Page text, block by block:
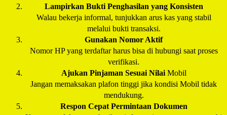
Lampirkan Bukti Penghasilan yang Konsisten
Walau bekerja informal, tunjukkan arus kas yang stabil
melalui bukti transaksi.
Gunakan Nomor Aktif
Nomor HP yang terdaftar harus bisa di hubungi saat proses
verifikasi.
Ajukan Pinjaman Sesuai Nilai Mobil
Jangan memaksakan plafon tinggi jika kondisi Mobil tidak
mendukung.
Respon Cepat Permintaan Dokumen